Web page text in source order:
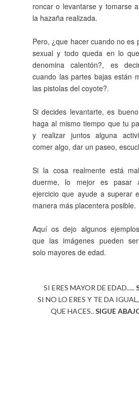
roncar o levantarse y tomarse
la hazaña realizada.
Pero, ¿que hacer cuando no es
sexual y todo queda en lo
denomina calentón?, es
cuando las partes bajas están
las pistolas del coyote?.
Si decides levantarte, es
haga al mismo tiempo que tu
y realizar juntos alguna
comer algo, dar un paseo,
Si la cosa realmente está
duerme, lo mejor es pasar
ejercicio que ayude a superar
manera más placentera posible.
Aquí os dejo algunos
que las imágenes pueden ser
solo mayores de edad.
SI ERES MAYOR DE EDAD.....
SI NO LO ERES Y TE DA
QUE HACES..SIGUE